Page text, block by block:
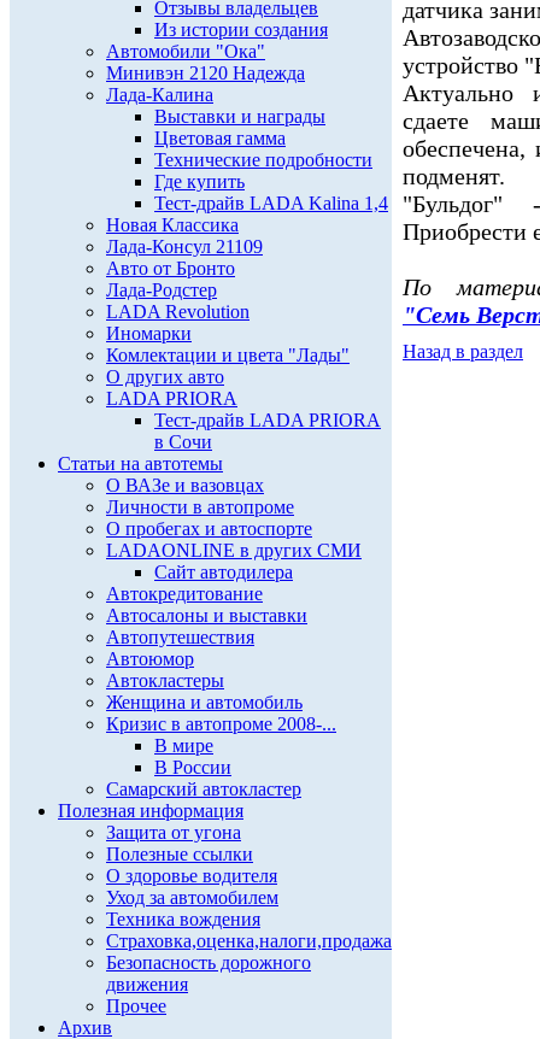
Отзывы владельцев
Из истории создания
Автомобили "Ока"
Минивэн 2120 Надежда
Лада-Калина
Выставки и награды
Цветовая гамма
Технические подробности
Где купить
Тест-драйв LADA Kalina 1,4
Новая Классика
Лада-Консул 21109
Авто от Бронто
Лада-Родстер
LADA Revolution
Иномарки
Комлектации и цвета "Лады"
О других авто
LADA PRIORA
Тест-драйв LADA PRIORA
в Сочи
Статьи на автотемы
О ВАЗе и вазовцах
Личности в автопроме
О пробегах и автоспорте
LADAONLINE в других СМИ
Сайт автодилера
Автокредитование
Автосалоны и выставки
Автопутешествия
Автоюмор
Автокластеры
Женщина и автомобиль
Кризис в автопроме 2008-...
В мире
В России
Самарский автокластер
Полезная информация
Защита от угона
Полезные ссылки
О здоровье водителя
Уход за автомобилем
Техника вождения
Страховка,оценка,налоги,продажа
Безопасность дорожного
движения
Прочее
Архив
датчика
устройство
Актуально
сдаете
подменят.
"Бульдог"
Приобрести
По
"Семь
Назад в раздел